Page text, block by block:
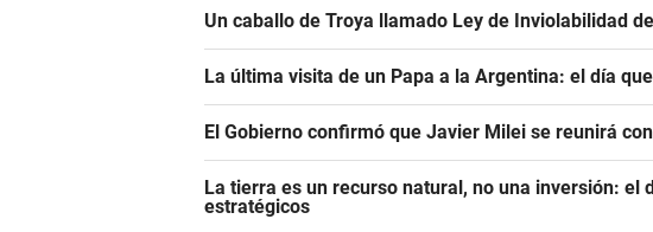
Un caballo de Troya llamado Ley de Inviolabilidad
La última visita de un Papa a la Argentina: el día
El Gobierno confirmó que Javier Milei se reunirá
La tierra es un recurso natural, no una inversión: el
estratégicos